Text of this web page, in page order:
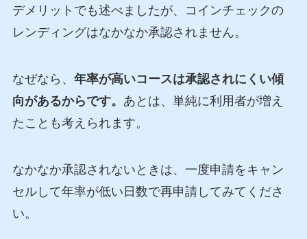
デメリットでも述べましたが、コインチェックの
レンディングはなかなか承認されません。
なぜなら、 年率が高いコースは承認されにくい傾
向があるからです。 あとは、単純に利用者が増え
たことも考えられます。
なかなか承認されないときは、一度申請をキャン
セルして年率が低い日数で再申請してみてくださ
い。